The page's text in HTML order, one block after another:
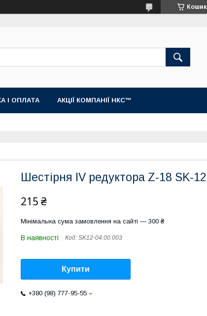
Кошик
І ОПЛАТА АКЦІЇ КОМПАНІЇ НКС™
Шестірня IV редуктора Z-18 SK-12
215 ₴
Мінімальна сума замовлення на сайті — 300 ₴
В наявності Код: SK12-04.00.003
Купити
+380 (98) 777-95-55